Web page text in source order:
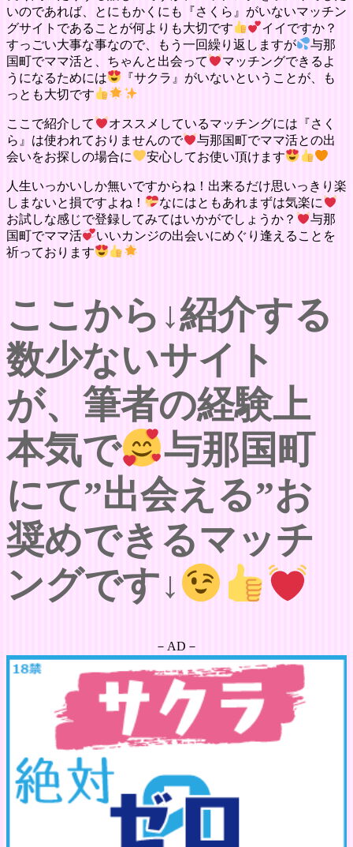
いのであれば、とにもかくにも『さくら』がいないマッチン
グサイトであることが何よりも大切です
イイですか？
すっごい大事な事なので、もう一回繰り返しますが
与那
国町でママ活と、ちゃんと出会って
マッチングできるよ
うになるためには
『サクラ』がいないということが、も
っとも大切です
ここで紹介して
オススメしているマッチングには『さく
ら』は使われておりませんので
与那国町でママ活との出
会いをお探しの場合に
安心してお使い頂けます
人生いっかいしか無いですからね！出来るだけ思いっきり楽
しまないと損ですよね！
なにはともあれまずは気楽に
お試しな感じで登録してみてはいかがでしょうか？
与那
国町でママ活
いいカンジの出会いにめぐり逢えることを
祈っております
ここから↓紹介する
数少ないサイト
が、筆者の経験上
本気で
与那国町
にて”出会える”お
奨めできるマッチ
ングです↓
－AD－